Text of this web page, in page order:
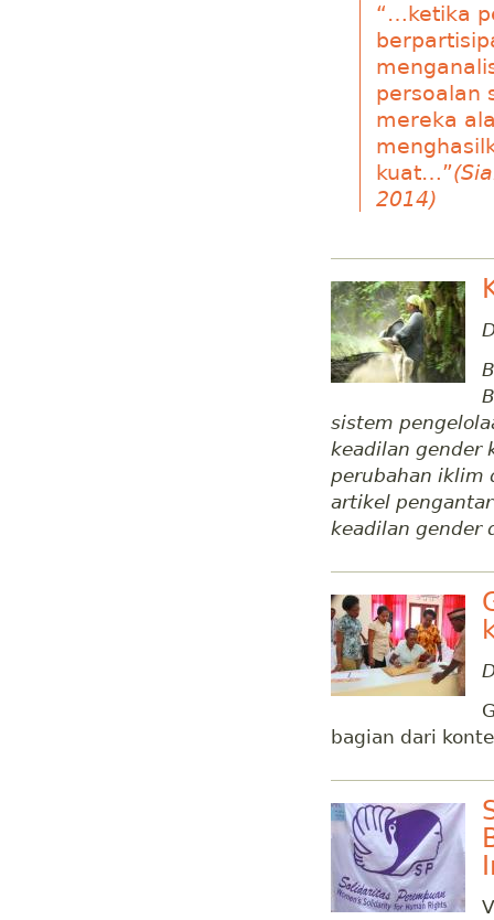
“…ketika
persoalan
mereka
kuat…”
2014)
sistem
keadilan gender
perubahan iklim
artikel
keadilan gender
bagian dari